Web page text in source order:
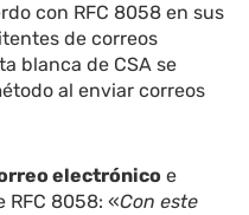
con RFC 8058 en sus
de correos
blanca de CSA se
al enviar correos
electrónico e
RFC 8058: «Con este